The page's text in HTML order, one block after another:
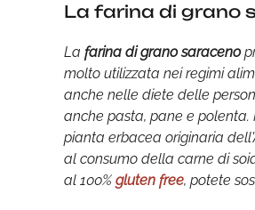
La farina di grano
La farina di grano saraceno
molto utilizzata nei regimi
anche nelle diete delle
anche pasta, pane e
pianta erbacea originaria
al consumo della carne di
al 100% gluten free, potete